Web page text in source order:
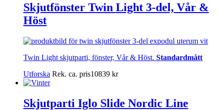
Skjutfönster Twin Light 3-del, Vår &
Höst
Twin Light skjutparti, fönster, Vår & Höst. Standardmått
Utforska Rek. ca. pris10839 kr
Skjutparti Iglo Slide Nordic Line